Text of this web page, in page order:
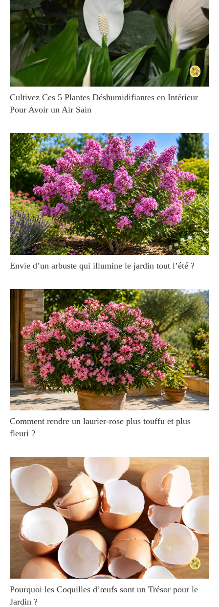
Cultivez Ces 5 Plantes Déshumidifiantes en Intérieur
Pour Avoir un Air Sain
Envie d’un arbuste qui illumine le jardin tout l’été ?
Comment rendre un laurier-rose plus touffu et plus
fleuri ?
Pourquoi les Coquilles d’œufs sont un Trésor pour le
Jardin ?